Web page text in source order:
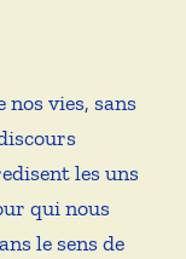
vies, sans
les uns
qui nous
le sens de